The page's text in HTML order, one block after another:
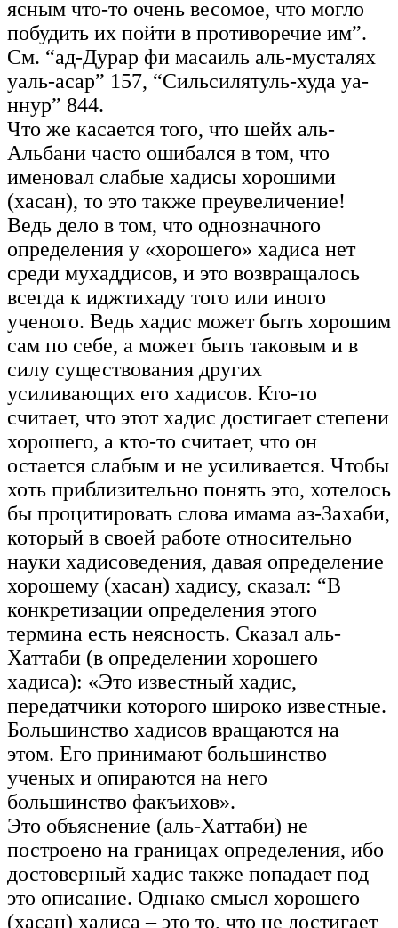
ясным что-то очень весомое, что могло
побудить их пойти в противоречие им”.
См. “ад-Дурар фи масаиль аль-мусталях
уаль-асар” 157, “Сильсилятуль-худа уа-
ннур” 844.
Что же касается того, что шейх аль-
Альбани часто ошибался в том, что
именовал слабые хадисы хорошими
(хасан), то это также преувеличение!
Ведь дело в том, что однозначного
определения у «хорошего» хадиса нет
среди мухаддисов, и это возвращалось
всегда к иджтихаду того или иного
ученого. Ведь хадис может быть хорошим
сам по себе, а может быть таковым и в
силу существования других
усиливающих его хадисов. Кто-то
считает, что этот хадис достигает степени
хорошего, а кто-то считает, что он
остается слабым и не усиливается. Чтобы
хоть приблизительно понять это, хотелось
бы процитировать слова имама аз-Захаби,
который в своей работе относительно
науки хадисоведения, давая определение
хорошему (хасан) хадису, сказал: “В
конкретизации определения этого
термина есть неясность. Сказал аль-
Хаттаби (в определении хорошего
хадиса): «Это известный хадис,
передатчики которого широко известные.
Большинство хадисов вращаются на
этом. Его принимают большинство
ученых и опираются на него
большинство факъихов».
Это объяснение (аль-Хаттаби) не
построено на границах определения, ибо
достоверный хадис также попадает под
это описание. Однако смысл хорошего
(хасан) хадиса – это то, что не достигает